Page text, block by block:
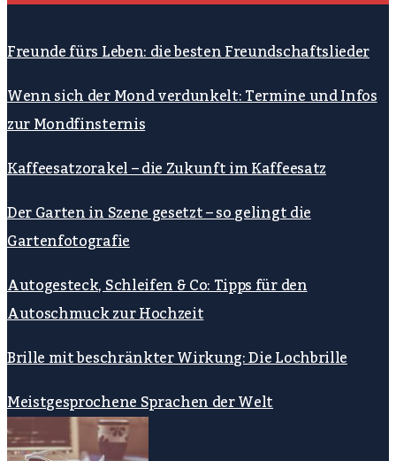
Freunde fürs Leben: die besten Freundschaftslieder
Wenn sich der Mond verdunkelt: Termine und Infos
zur Mondfinsternis
Kaffeesatzorakel – die Zukunft im Kaffeesatz
Der Garten in Szene gesetzt – so gelingt die
Gartenfotografie
Autogesteck, Schleifen & Co: Tipps für den
Autoschmuck zur Hochzeit
Brille mit beschränkter Wirkung: Die Lochbrille
Meistgesprochene Sprachen der Welt